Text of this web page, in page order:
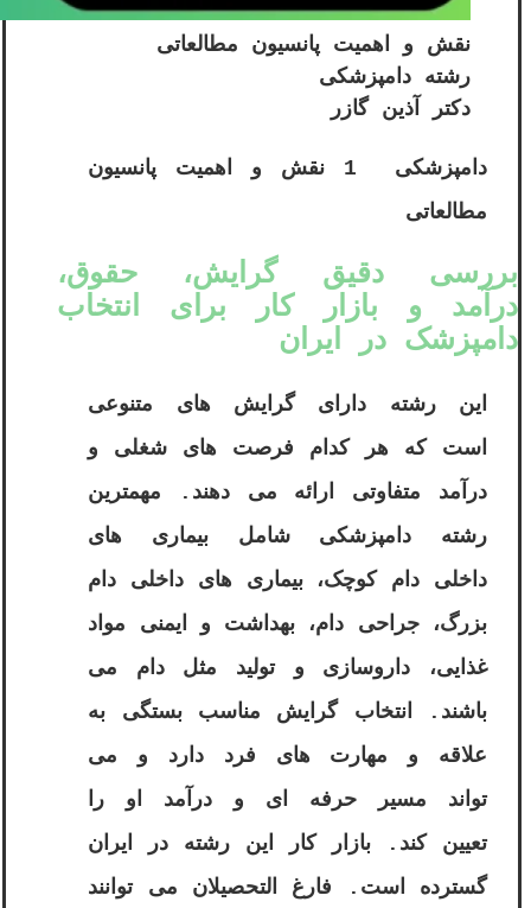
نقش و اهمیت پانسیون مطالعاتی
رشته دامپزشکی
دکتر آذین گازر
دامپزشکی 1 نقش و اهمیت پانسیون
مطالعاتی
بررسی دقیق گرایش، حقوق،
درآمد و بازار کار برای انتخاب
دامپزشک در ایران
این رشته دارای گرایش های متنوعی
است که هر کدام فرصت های شغلی و
درآمد متفاوتی ارائه می دهند. مهمترین
رشته دامپزشکی شامل بیماری های
داخلی دام کوچک، بیماری های داخلی دام
بزرگ، جراحی دام، بهداشت و ایمنی مواد
غذایی، داروسازی و تولید مثل دام می
باشند. انتخاب گرایش مناسب بستگی به
علاقه و مهارت های فرد دارد و می
تواند مسیر حرفه ای و درآمد او را
تعیین کند. بازار کار این رشته در ایران
گسترده است. فارغ التحصیلان می توانند